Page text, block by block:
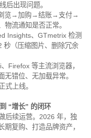
后出现问题。
浏览→加购→结账→支付→
流通知是否正常。
Insights、GTmetrix 检测
秒（压缩图片、删除冗余
Firefox 等主流浏览器，
错位、无加载异常。
式上线。
“增长” 的闭环
后续运营。2026 年，独
复购、打造品牌资产，